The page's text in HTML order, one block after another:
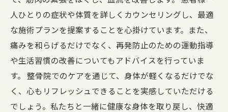
人ひとりの症状や体質を詳しくカウンセリングし、最適
な施術プランを提案することを心掛けています。また、
痛みを和らげるだけでなく、再発防止のための運動指導
や生活習慣の改善についてもアドバイスを行っていま
す。 整骨院でのケアを通じて、身体が軽くなるだけでな
く、心もリフレッシュできることを実感していただける
でしょう。私たちと一緒に健康な身体を取り戻し、快適